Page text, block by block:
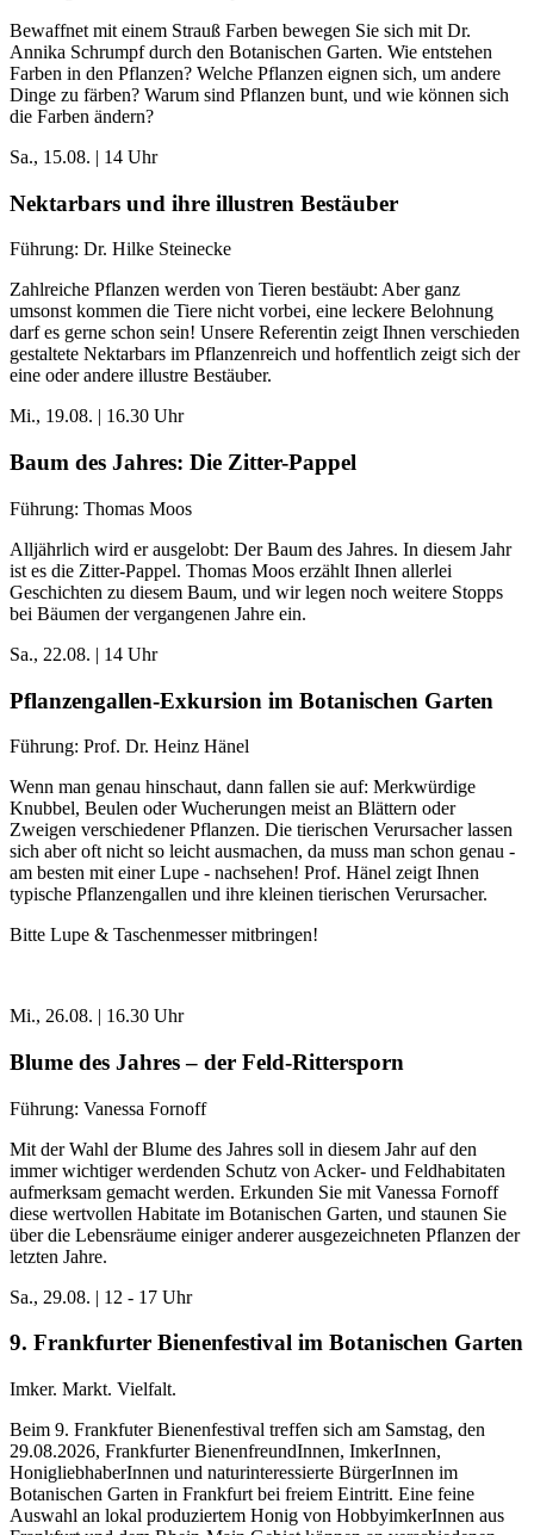
Bewaffnet mit einem Strauß Farben bewegen Sie sich mit Dr.
Annika Schrumpf durch den Botanischen Garten. Wie entstehen
Farben in den Pflanzen? Welche Pflanzen eignen sich, um andere
Dinge zu färben? Warum sind Pflanzen bunt, und wie können sich
die Farben ändern?
Sa., 15.08. | 14 Uhr
Nektarbars und ihre illustren Bestäuber
Führung: Dr. Hilke Steinecke
Zahlreiche Pflanzen werden von Tieren bestäubt: Aber ganz
umsonst kommen die Tiere nicht vorbei, eine leckere Belohnung
darf es gerne schon sein! Unsere Referentin zeigt Ihnen verschieden
gestaltete Nektarbars im Pflanzenreich und hoffentlich zeigt sich der
eine oder andere illustre Bestäuber.
Mi., 19.08. | 16.30 Uhr
Baum des Jahres: Die Zitter-Pappel
Führung: Thomas Moos
Alljährlich wird er ausgelobt: Der Baum des Jahres. In diesem Jahr
ist es die Zitter-Pappel. Thomas Moos erzählt Ihnen allerlei
Geschichten zu diesem Baum, und wir legen noch weitere Stopps
bei Bäumen der vergangenen Jahre ein.
Sa., 22.08. | 14 Uhr
Pflanzengallen-Exkursion im Botanischen Garten
Führung: Prof. Dr. Heinz Hänel
Wenn man genau hinschaut, dann fallen sie auf: Merkwürdige
Knubbel, Beulen oder Wucherungen meist an Blättern oder
Zweigen verschiedener Pflanzen. Die tierischen Verursacher lassen
sich aber oft nicht so leicht ausmachen, da muss man schon genau -
am besten mit einer Lupe - nachsehen! Prof. Hänel zeigt Ihnen
typische Pflanzengallen und ihre kleinen tierischen Verursacher.
Bitte Lupe & Taschenmesser mitbringen!
Mi., 26.08. | 16.30 Uhr
Blume des Jahres – der Feld-Rittersporn
Führung: Vanessa Fornoff
Mit der Wahl der Blume des Jahres soll in diesem Jahr auf den
immer wichtiger werdenden Schutz von Acker- und Feldhabitaten
aufmerksam gemacht werden. Erkunden Sie mit Vanessa Fornoff
diese wertvollen Habitate im Botanischen Garten, und staunen Sie
über die Lebensräume einiger anderer ausgezeichneten Pflanzen der
letzten Jahre.
Sa., 29.08. | 12 - 17 Uhr
9. Frankfurter Bienenfestival im Botanischen Garten
Imker. Markt. Vielfalt.
Beim 9. Frankfuter Bienenfestival treffen sich am Samstag, den
29.08.2026, Frankfurter BienenfreundInnen, ImkerInnen,
HonigliebhaberInnen und naturinteressierte BürgerInnen im
Botanischen Garten in Frankfurt bei freiem Eintritt. Eine feine
Auswahl an lokal produziertem Honig von HobbyimkerInnen aus